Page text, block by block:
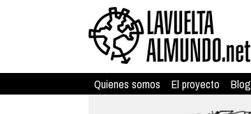
Quienes somos El proyecto Blog